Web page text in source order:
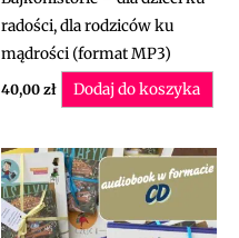
radości, dla rodziców ku
mądrości (format MP3)
40,00 zł Dodaj do koszyka